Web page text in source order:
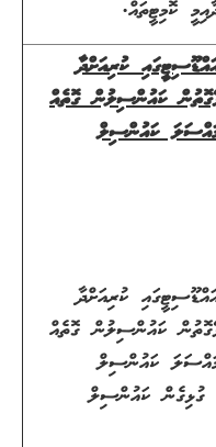
ކޮމިޓީތައް.
ކުރިއަށްދާ
ކައުންސިލުން ގޮތެއް
ކައުންސިލް
ކުރިއަށްދާ
ކައުންސިލުން ގޮތެއް
ކައުންސިލް
ގުޅިގެން ކައުންސިލް